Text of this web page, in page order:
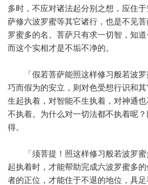
多时，不应对诸法起分别之想，应住
萨修六波罗蜜等其它诸行，也是不见
罗蜜多的名。菩萨只有求一切智，知道
而这个实相才是不垢不净的。
「假若菩萨能照这样修习般若波罗
巧而假为的安立，则对色受想行识和
生起执着，对智能不生执着，对神通
不执着。为什么对一切法都不执着呢
得。
「须菩提！照这样修习般若波罗蜜
起执着时，才能帮助完成六波罗蜜多
者的正位，才能住于不退的地位，具